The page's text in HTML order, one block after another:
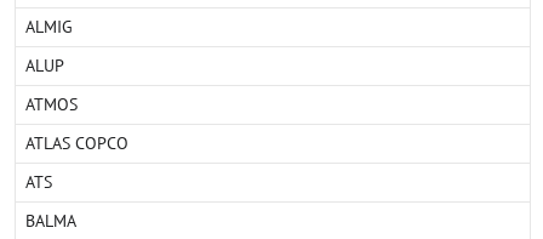
ALMIG
ALUP
ATMOS
ATLAS COPCO
ATS
BALMA